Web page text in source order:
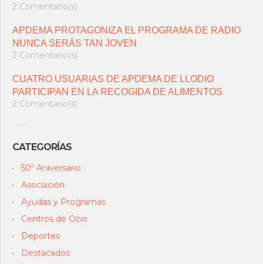
2 Comentario(s)
APDEMA PROTAGONIZA EL PROGRAMA DE RADIO
NUNCA SERÁS TAN JOVEN
2 Comentario(s)
CUATRO USUARIAS DE APDEMA DE LLODIO
PARTICIPAN EN LA RECOGIDA DE ALIMENTOS
2 Comentario(s)
CATEGORÍAS
50º Aniversario
Asociación
Ayudas y Programas
Centros de Ocio
Deportes
Destacados